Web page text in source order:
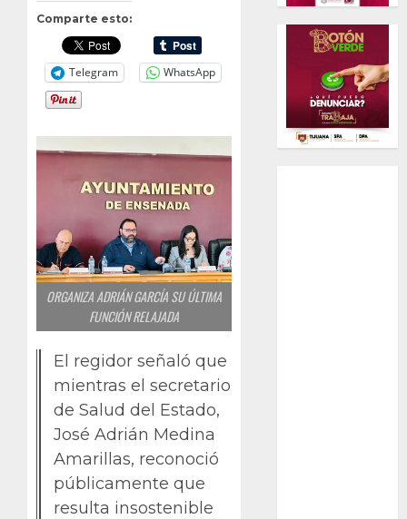
Comparte esto:
Telegram WhatsApp
ORGANIZA ADRIÁN GARCÍA SU ÚLTIMA
FUNCIÓN RELAJADA
El regidor señaló que
mientras el secretario
de Salud del Estado,
José Adrián Medina
Amarillas, reconoció
públicamente que
resulta insostenible